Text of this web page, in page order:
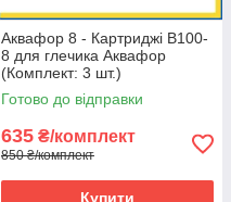
Аквафор 8 - Картриджі В100-
8 для глечика Аквафор
(Комплект: 3 шт.)
Готово до відправки
635 ₴/комплект
850 ₴/комплект
Купити